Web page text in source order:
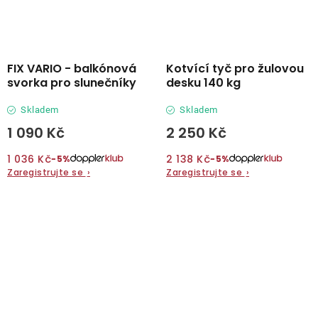
FIX VARIO - balkónová
svorka pro slunečníky
Skladem
1 090 Kč
1 036 Kč−5%
Zaregistrujte se ›
Kotvící tyč pro žulovou
desku 140 kg
Skladem
2 250 Kč
2 138 Kč−5%
Zaregistrujte se ›